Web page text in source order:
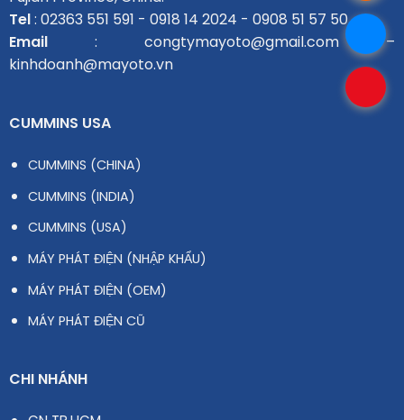
Tel: 02363 551 591 - 0918 14 2024 - 0908 51 57 50
Email: congtymayoto@gmail.com –
kinhdoanh@mayoto.vn
CUMMINS USA
CUMMINS (CHINA)
CUMMINS (INDIA)
CUMMINS (USA)
MÁY PHÁT ĐIỆN (NHẬP KHẨU)
MÁY PHÁT ĐIỆN (OEM)
MÁY PHÁT ĐIỆN CŨ
CHI NHÁNH